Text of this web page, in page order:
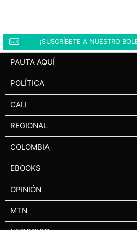
¡SUSCRÍBETE A NUESTRO
PAUTA AQUÍ
POLÍTICA
CALI
REGIONAL
COLOMBIA
EBOOKS
OPINIÓN
MTN